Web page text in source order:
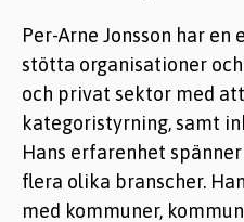
Per-Arne Jonsson har
stötta organisationer
och privat sektor med
kategoristyrning, samt
Hans erfarenhet
flera olika branscher.
med kommuner,